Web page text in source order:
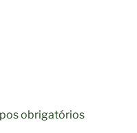
obrigatórios